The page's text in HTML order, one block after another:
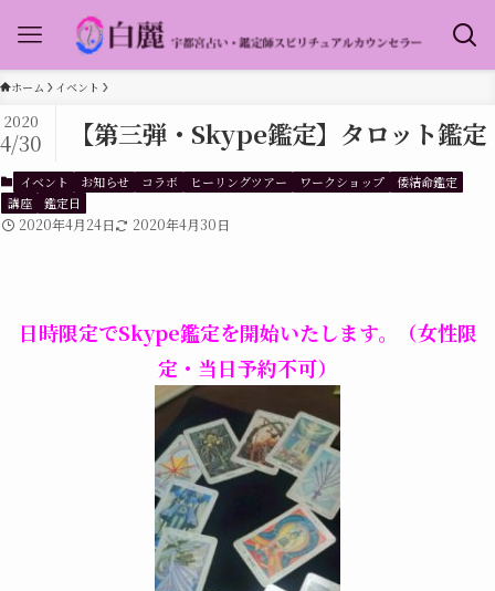
ホーム イベント
【第三弾・Skype鑑定】タロット鑑定
2020
4/30
イベント お知らせ コラボ ヒーリングツアー ワークショップ
倭結命鑑定
講座
鑑定日
2020年4月24日 2020年4月30日
日時限定でSkype鑑定を開始いたします。（女性限
定・当日予約不可）